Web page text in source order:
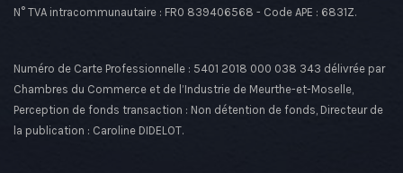
N° TVA intracommunautaire : FR0 839406568 - Code APE : 6831Z.
Numéro de Carte Professionnelle : 5401 2018 000 038 343 délivrée par
Chambres du Commerce et de l’Industrie de Meurthe-et-Moselle,
Perception de fonds transaction : Non détention de fonds, Directeur de
la publication : Caroline DIDELOT.